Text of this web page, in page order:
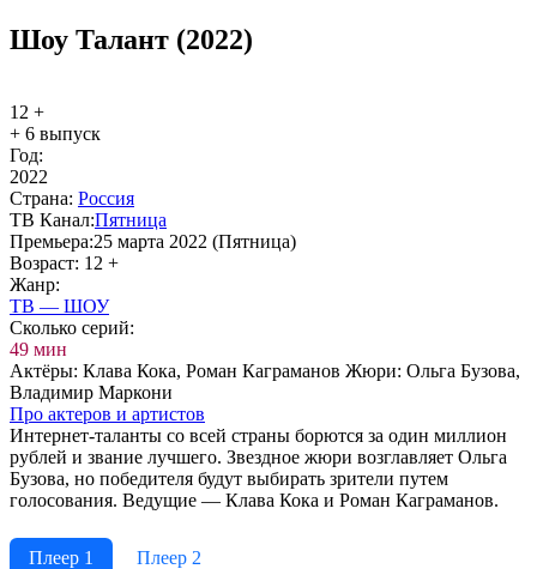
Шоу Талант (2022)
12 +
+ 6 выпуск
Год:
2022
Стра­на: Рос­сия
ТВ Ка­нал:Пят­ни­ца
Пре­мье­ра:25 мapтa 2022 (Пятницa)
Воз­раст: 12 +
Жанр:
ТВ — ШОУ
Сколь­ко се­рий:
49 мин
Ак­тё­ры: Клава Кока, Роман Каграманов Жюри: Ольга Бузова,
Владимир Маркони
Про ак­те­ров и ар­ти­стов
Интернет-таланты со всей страны борются за один миллион
рублей и звание лучшего. Звездное жюри возглавляет Ольга
Бузова, но победителя будут выбирать зрители путем
голосования. Ведущие — Клава Кока и Роман Каграманов.
Плеер 1
Плеер 2